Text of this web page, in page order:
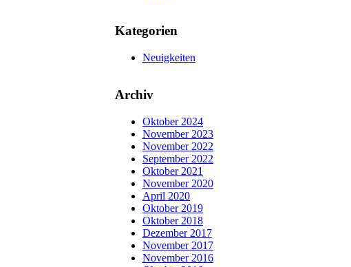
Kategorien
Neuigkeiten
Archiv
Oktober 2024
November 2023
November 2022
September 2022
Oktober 2021
November 2020
April 2020
Oktober 2019
Oktober 2018
Dezember 2017
November 2017
November 2016